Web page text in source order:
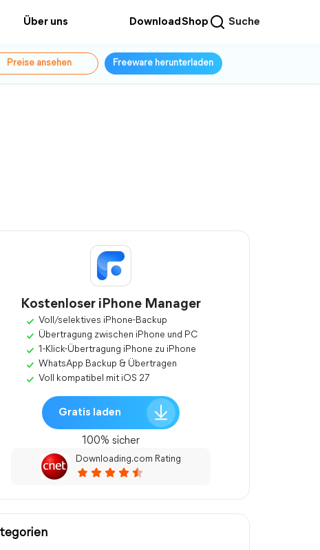
Über uns DownloadShop Suche
Preise ansehen Freeware herunterladen
Kostenloser iPhone Manager
Voll/selektives iPhone-Backup
Übertragung zwischen iPhone und PC
1-Klick-Übertragung iPhone zu iPhone
WhatsApp Backup & Übertragen
Voll kompatibel mit iOS 27
Gratis laden
100% sicher
Downloading.com Rating